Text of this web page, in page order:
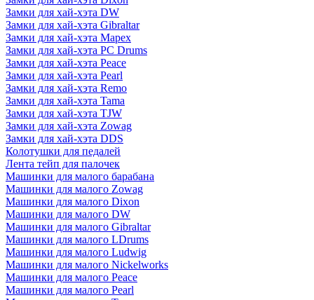
Замки для хай-хэта DW
Замки для хай-хэта Gibraltar
Замки для хай-хэта Mapex
Замки для хай-хэта PC Drums
Замки для хай-хэта Peace
Замки для хай-хэта Pearl
Замки для хай-хэта Remo
Замки для хай-хэта Tama
Замки для хай-хэта TJW
Замки для хай-хэта Zowag
Замки для хай-хэта DDS
Колотушки для педалей
Лента тейп для палочек
Машинки для малого барабана
Машинки для малого Zowag
Машинки для малого Dixon
Машинки для малого DW
Машинки для малого Gibraltar
Машинки для малого LDrums
Машинки для малого Ludwig
Машинки для малого Nickelworks
Машинки для малого Peace
Машинки для малого Pearl